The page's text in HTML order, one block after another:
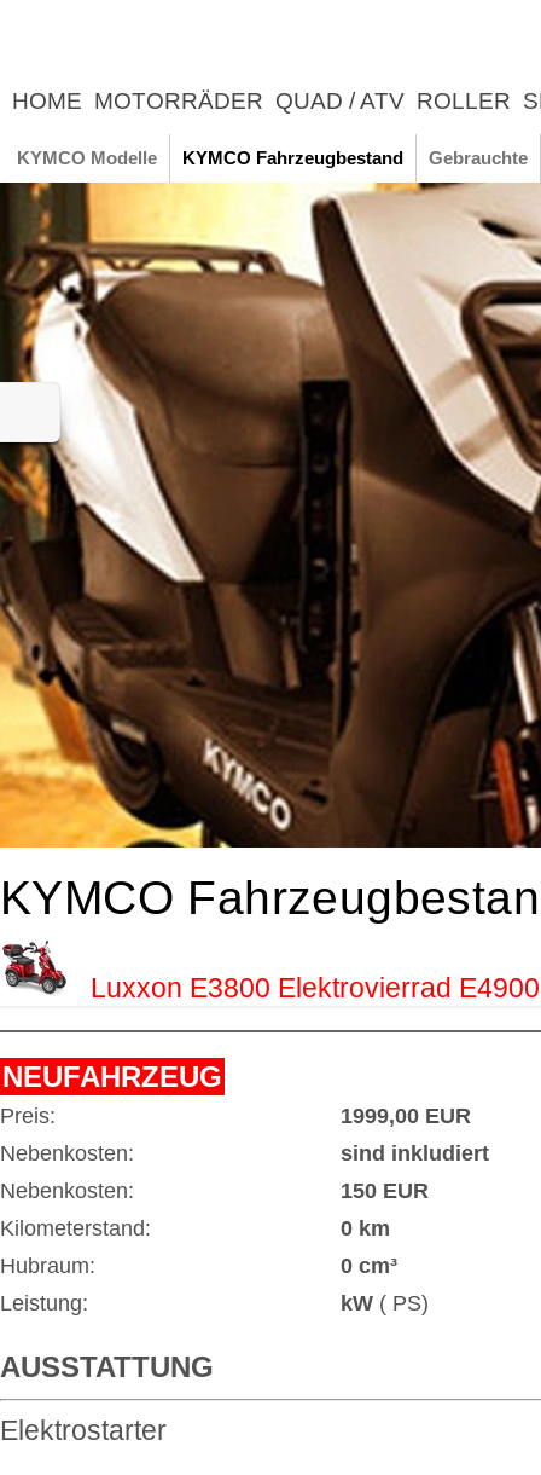
HOME MOTORRÄDER QUAD / ATV ROLLER
UNTERNEHMEN
KYMCO Modelle KYMCO Fahrzeugbestand Gebrauchte
KYMCO
Luxxon E3800 Elektrovierrad
NEUFAHRZEUG
Preis:
1999,00 EUR
Nebenkosten:
sind inkludiert
Nebenkosten:
150 EUR
Kilometerstand:
0 km
Hubraum:
0 cm³
Leistung:
kW ( PS)
AUSSTATTUNG
Elektrostarter